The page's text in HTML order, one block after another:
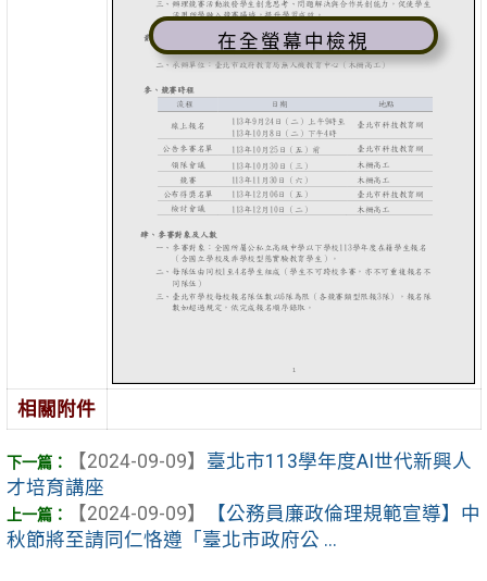
在全螢幕中檢視
相關附件
【2024-09-09】 臺北市113學年度AI世代新興人
才培育講座
【2024-09-09】
【公務員廉政倫理規範宣導】中
秋節將至請同仁恪遵「臺北市政府公 ...